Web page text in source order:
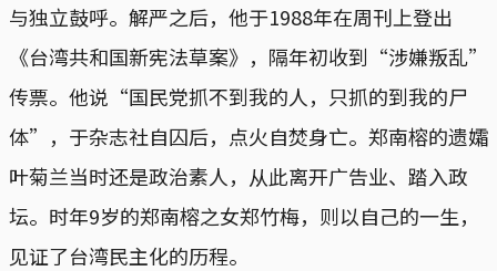
与独立鼓呼。解严之后，他于1988年在周刊上登出
《台湾共和国新宪法草案》，隔年初收到“涉嫌叛乱”
传票。他说“国民党抓不到我的人，只抓的到我的尸
体”，于杂志社自囚后，点火自焚身亡。郑南榕的遗孀
叶菊兰当时还是政治素人，从此离开广告业、踏入政
坛。时年9岁的郑南榕之女郑竹梅，则以自己的一生，
见证了台湾民主化的历程。